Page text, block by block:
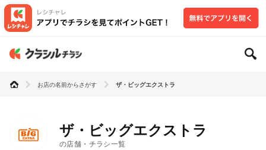
お店の名前からさがす ザ・ビッグエクストラ
ザ・ビッグエクストラ
の店舗・チラシ一覧